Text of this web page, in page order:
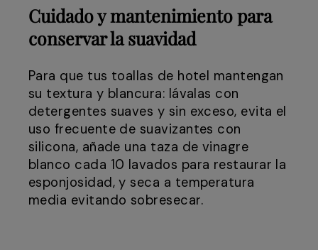
Cuidado y mantenimiento para
conservar la suavidad
Para que tus toallas de hotel mantengan
su textura y blancura: lávalas con
detergentes suaves y sin exceso, evita el
uso frecuente de suavizantes con
silicona, añade una taza de vinagre
blanco cada 10 lavados para restaurar la
esponjosidad, y seca a temperatura
media evitando sobresecar.